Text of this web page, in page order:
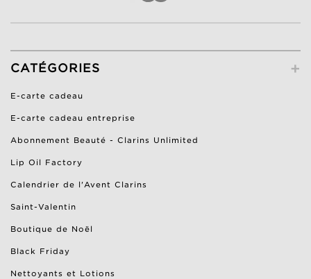
+
CATÉGORIES
E-carte cadeau
E-carte cadeau entreprise
Abonnement Beauté - Clarins Unlimited
Lip Oil Factory
Calendrier de l'Avent Clarins
Saint-Valentin
Boutique de Noël
Black Friday
Nettoyants et Lotions